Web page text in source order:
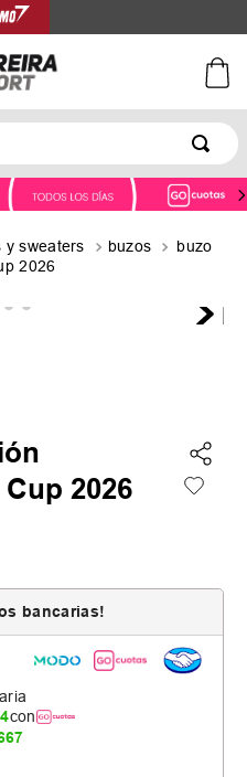
y sweaters buzos
buzo
2026
2026
bancarias!
con